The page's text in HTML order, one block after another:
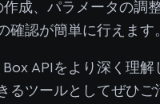
成、パラメータの調
確認が簡単に行えます
APIをより深く理解
るツールとしてぜひご